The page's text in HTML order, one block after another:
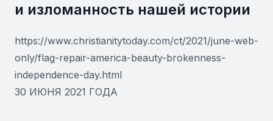
и изломанность нашей истории
https://www.christianitytoday.com/ct/2021/june-web-
only/flag-repair-america-beauty-brokenness-
independence-day.html
30 ИЮНЯ 2021 ГОДА